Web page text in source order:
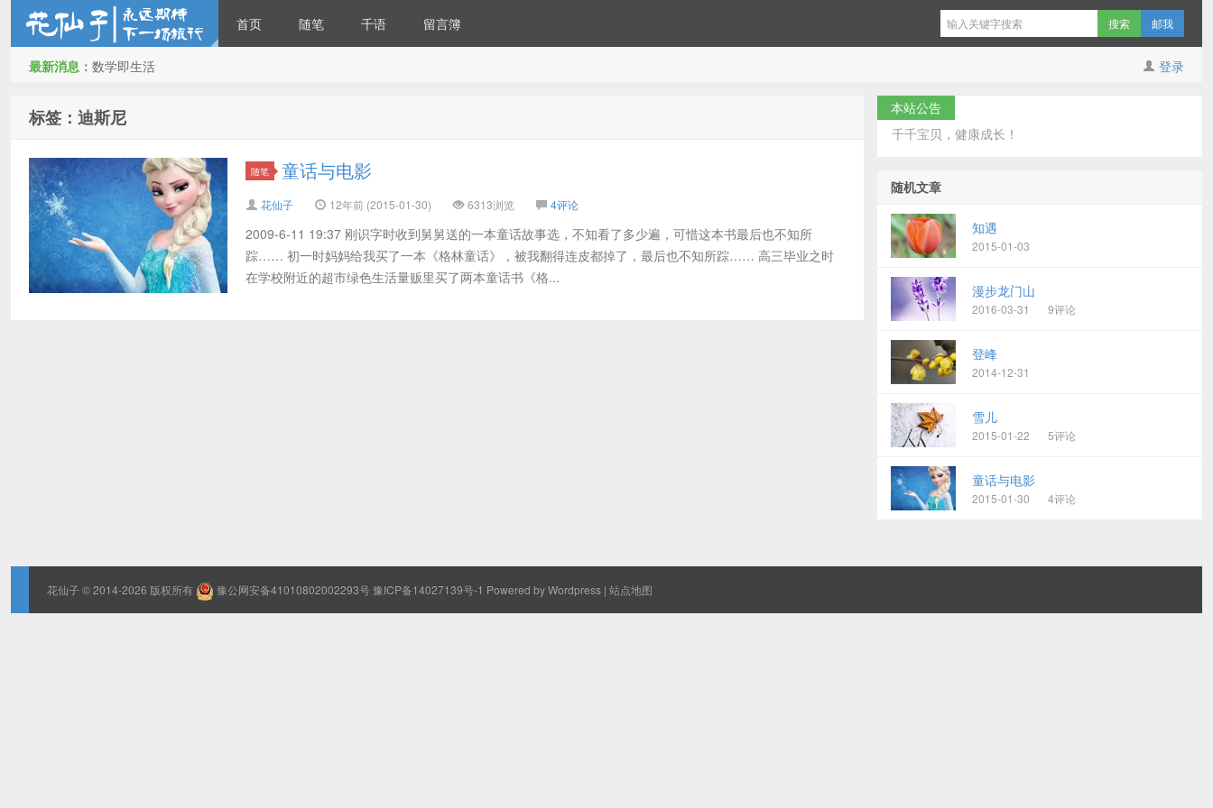
首页 随笔 千语 留言簿 邮我
登录
最新消息： 数学即生活
标签：迪斯尼
随笔 童话与电影
花仙子 12年前 (2015-01-30) 6313浏览 4评论
2009-6-11 19:37 刚识字时收到舅舅送的一本童话故事选，不知看了多少遍，可惜这本书最后也不知所
踪…… 初一时妈妈给我买了一本《格林童话》，被我翻得连皮都掉了，最后也不知所踪…… 高三毕业之时
在学校附近的超市绿色生活量贩里买了两本童话书《格...
本站公告
千千宝贝，健康成长！
随机文章
知遇
2015-01-03
漫步龙门山
2016-03-31 9评论
登峰
2014-12-31
雪儿
2015-01-22 5评论
童话与电影
2015-01-30 4评论
花仙子© 2014-2026 版权所有 豫公网安备41010802002293号 豫ICP备14027139号-1 Powered by Wordpress | 站点地图